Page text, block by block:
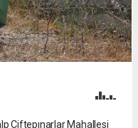
Çiftepınarlar Mahallesi